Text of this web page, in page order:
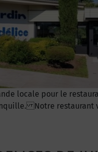
locale pour le
Notre restaurant